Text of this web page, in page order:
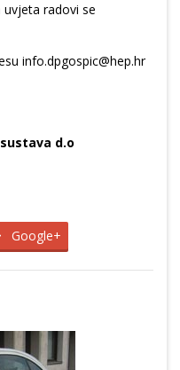
radovi se
info.dpgospic@hep.hr
d.o
Google+